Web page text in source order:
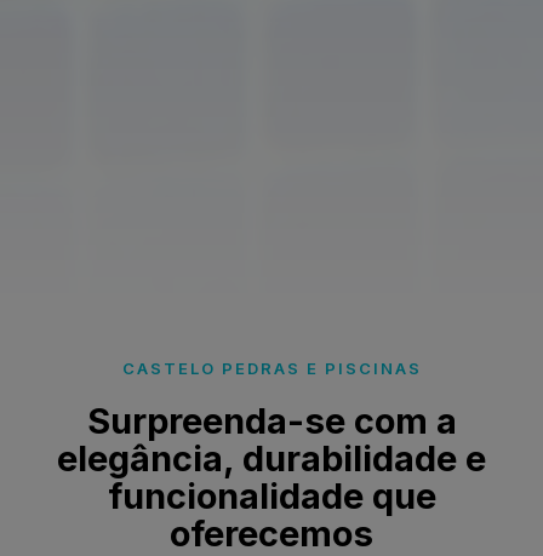
CASTELO PEDRAS E PISCINAS
Surpreenda-se com a
elegância, durabilidade e
funcionalidade que
oferecemos